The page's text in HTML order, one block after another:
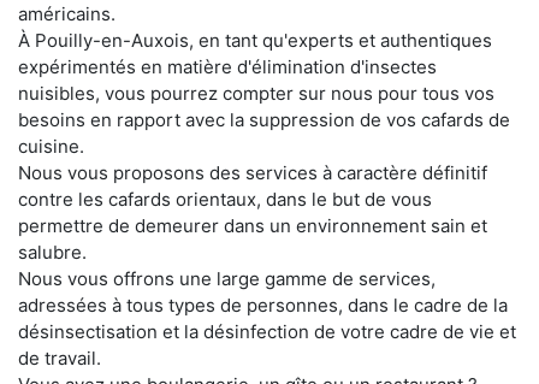
américains.
À Pouilly-en-Auxois, en tant qu'experts et authentiques
expérimentés en matière d'élimination d'insectes
nuisibles, vous pourrez compter sur nous pour tous vos
besoins en rapport avec la suppression de vos cafards de
cuisine.
Nous vous proposons des services à caractère définitif
contre les cafards orientaux, dans le but de vous
permettre de demeurer dans un environnement sain et
salubre.
Nous vous offrons une large gamme de services,
adressées à tous types de personnes, dans le cadre de la
désinsectisation et la désinfection de votre cadre de vie et
de travail.